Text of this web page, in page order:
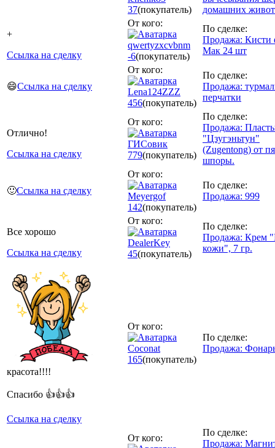
37(покупатель)
домашних
+
Ссылка на сделку
От кого:
qwertyzxcvbnm
-6(покупатель)
По сделке:
Продажа: Кисти
Мак 24 шт
😄Ссылка на сделку
От кого:
Lena124ZZZ
456(покупатель)
По сделке:
Продажа:
перчатки
Отлично!
Ссылка на сделку
От кого:
ГИСовик
779(покупатель)
По сделке:
Продажа:
"Цзугэньтун"
(Zugentong) от
шпоры.
🙂Ссылка на сделку
От кого:
Meyergof
142(покупатель)
По сделке:
Продажа: 999
Все хорошо
Ссылка на сделку
От кого:
DealerKey
45(покупатель)
По сделке:
Продажа: Крем
кожи", 7 гр.
красота!!!!
Спасибо 👍👍👍
Ссылка на сделку
От кого:
Coconat
165(покупатель)
По сделке:
Продажа:
От кого:
По сделке:
Продажа: